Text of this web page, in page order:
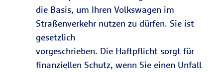
die Basis, um Ihren Volkswagen im
Straßenverkehr nutzen zu dürfen. Sie ist
gesetzlich
vorgeschrieben. Die Haftpflicht sorgt für
finanziellen Schutz, wenn Sie einen Unfall